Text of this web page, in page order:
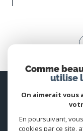
Comme
utilise
On aimerait vous
En poursuivant,
cookies par ce site,